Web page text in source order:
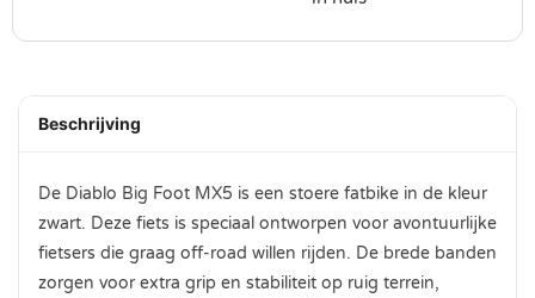
Beschrijving
De Diablo Big Foot MX5 is een stoere fatbike in de kleur
zwart. Deze fiets is speciaal ontworpen voor avontuurlijke
fietsers die graag off-road willen rijden. De brede banden
zorgen voor extra grip en stabiliteit op ruig terrein,